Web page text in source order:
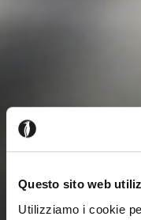
Questo sito web
Utilizziamo i cookie